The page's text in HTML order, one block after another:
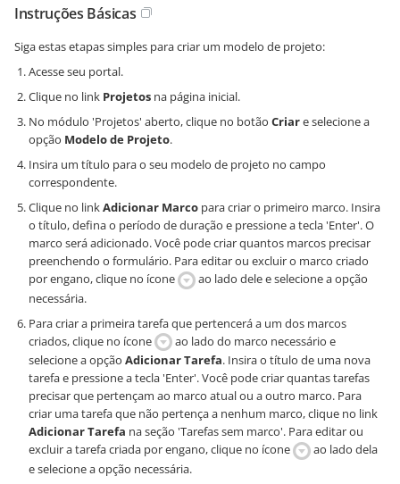
Instruções Básicas
Siga estas etapas simples para criar um modelo de projeto:
Acesse seu portal.
Clique no link Projetos na página inicial.
No módulo 'Projetos' aberto, clique no botão Criare selecione a
opção Modelo de Projeto.
Insira um título para o seu modelo de projeto no campo
correspondente.
Clique no linkAdicionar Marco para criar o primeiro marco. Insira
o título, defina o período de duração e pressione a tecla 'Enter'. O
marco será adicionado. Você pode criar quantos marcos precisar
preenchendo o formulário. Para editar ou excluir o marco criado
por engano, clique no ícone
ao lado dele e selecione a opção
necessária.
Para criar a primeira tarefa que pertencerá a um dos marcos
criados, clique no ícone
ao lado do marco necessário e
selecione a opção Adicionar Tarefa. Insira o título de uma nova
tarefa e pressione a tecla 'Enter'. Você pode criar quantas tarefas
precisar que pertençam ao marco atual ou a outro marco. Para
criar uma tarefa que não pertença a nenhum marco, clique no link
Adicionar Tarefa na seção 'Tarefas sem marco'. Para editar ou
excluir a tarefa criada por engano, clique no ícone
ao lado dela
e selecione a opção necessária.